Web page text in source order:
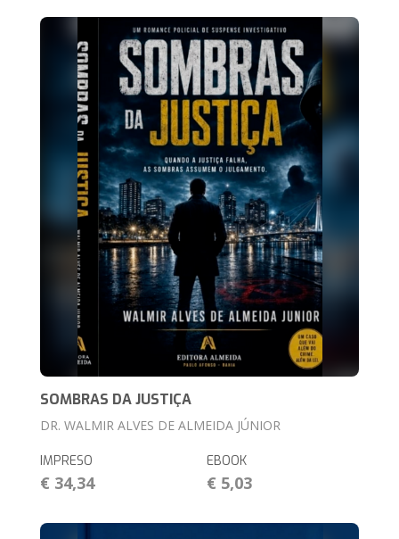
SOMBRAS DA JUSTIÇA
DR. WALMIR ALVES DE ALMEIDA JÚNIOR
IMPRESO
€ 34,34
EBOOK
€ 5,03